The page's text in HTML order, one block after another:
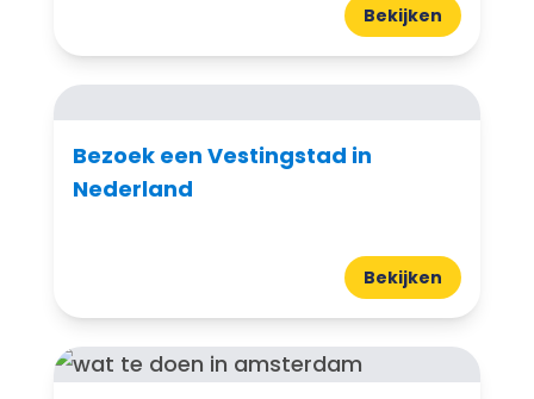
Bekijken
Bezoek een Vestingstad in
Nederland
Bekijken